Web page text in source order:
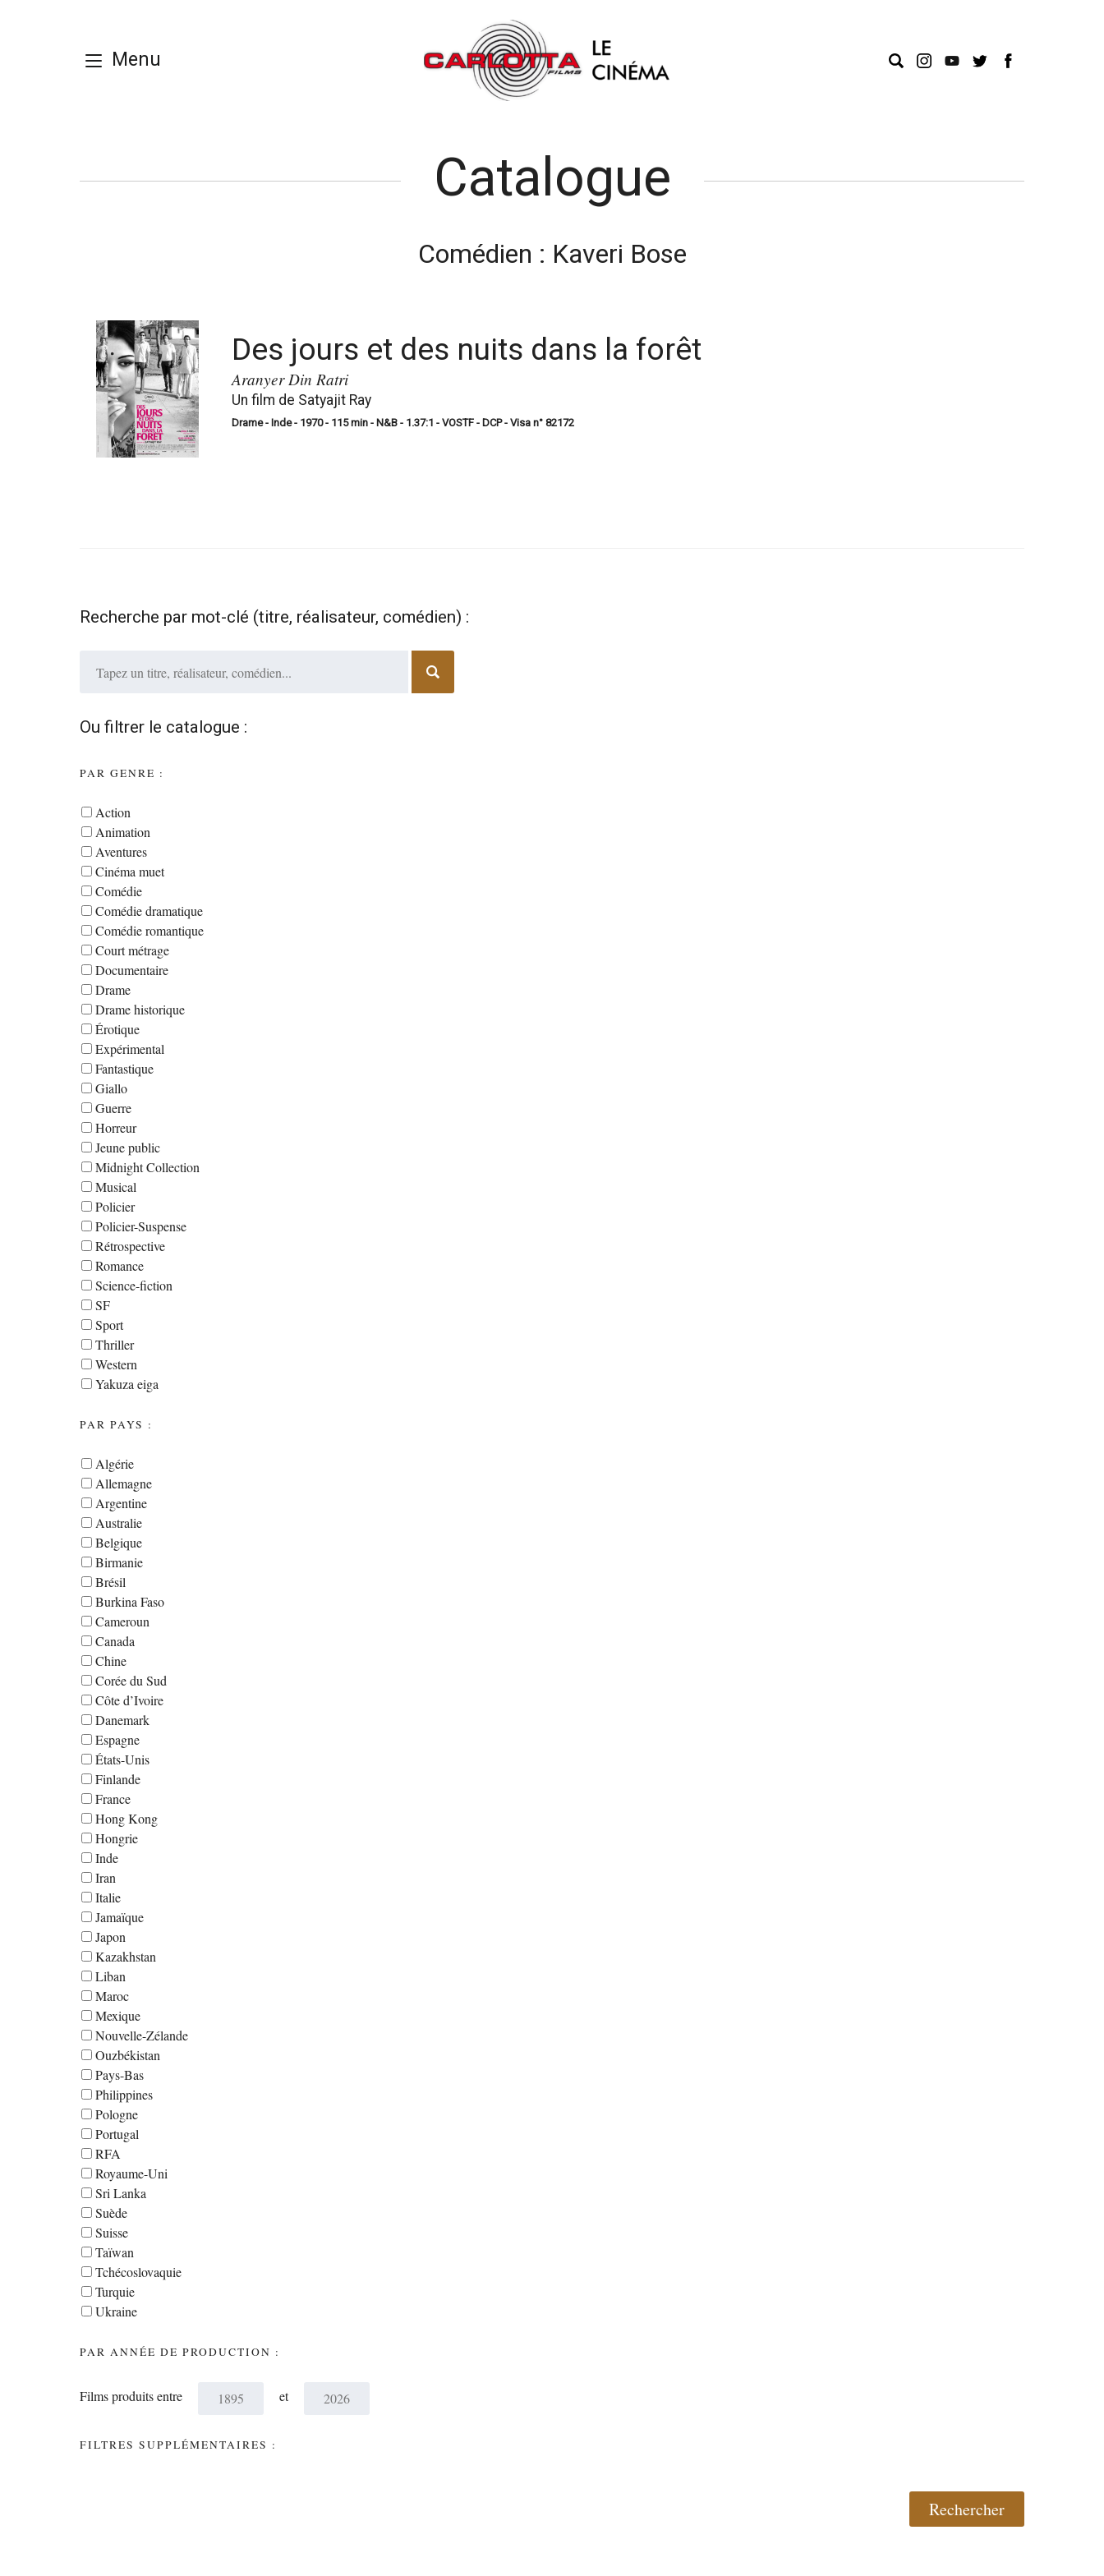
Menu
Catalogue
Comédien : Kaveri Bose
Des jours et des nuits dans la forêt
Aranyer Din Ratri
Un film de Satyajit Ray
Drame - Inde - 1970 - 115 min - N&B - 1.37:1 - VOSTF - DCP - Visa n° 82172
Recherche par mot-clé (titre, réalisateur, comédien) :
Ou filtrer le catalogue :
PAR GENRE :
Action
Animation
Aventures
Cinéma muet
Comédie
Comédie dramatique
Comédie romantique
Court métrage
Documentaire
Drame
Drame historique
Érotique
Expérimental
Fantastique
Giallo
Guerre
Horreur
Jeune public
Midnight Collection
Musical
Policier
Policier-Suspense
Rétrospective
Romance
Science-fiction
SF
Sport
Thriller
Western
Yakuza eiga
PAR PAYS :
Algérie
Allemagne
Argentine
Australie
Belgique
Birmanie
Brésil
Burkina Faso
Cameroun
Canada
Chine
Corée du Sud
Côte d’Ivoire
Danemark
Espagne
États-Unis
Finlande
France
Hong Kong
Hongrie
Inde
Iran
Italie
Jamaïque
Japon
Kazakhstan
Liban
Maroc
Mexique
Nouvelle-Zélande
Ouzbékistan
Pays-Bas
Philippines
Pologne
Portugal
RFA
Royaume-Uni
Sri Lanka
Suède
Suisse
Taïwan
Tchécoslovaquie
Turquie
Ukraine
PAR ANNÉE DE PRODUCTION :
Films produits entre et
FILTRES SUPPLÉMENTAIRES :